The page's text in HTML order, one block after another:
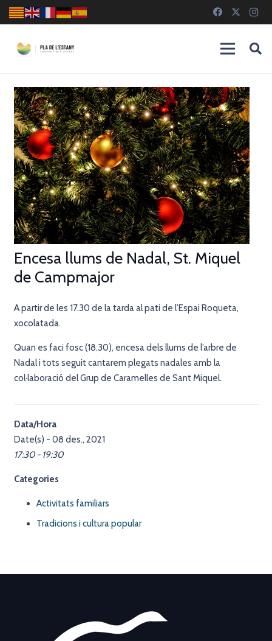
Encesa llums de Nadal, St. Miquel
de Campmajor
A partir de les 17.30 de la tarda al pati de l’Espai Roqueta,
xocolatada.
Quan es faci fosc (18.30), encesa dels llums de l’arbre de
Nadal i tots seguit cantarem plegats nadales amb la
col·laboració del Grup de Caramelles de Sant Miquel.
Data/Hora
Date(s) - 08 des., 2021
17:30 - 19:30
Categories
Activitats familiars
Tradicions i cultura popular